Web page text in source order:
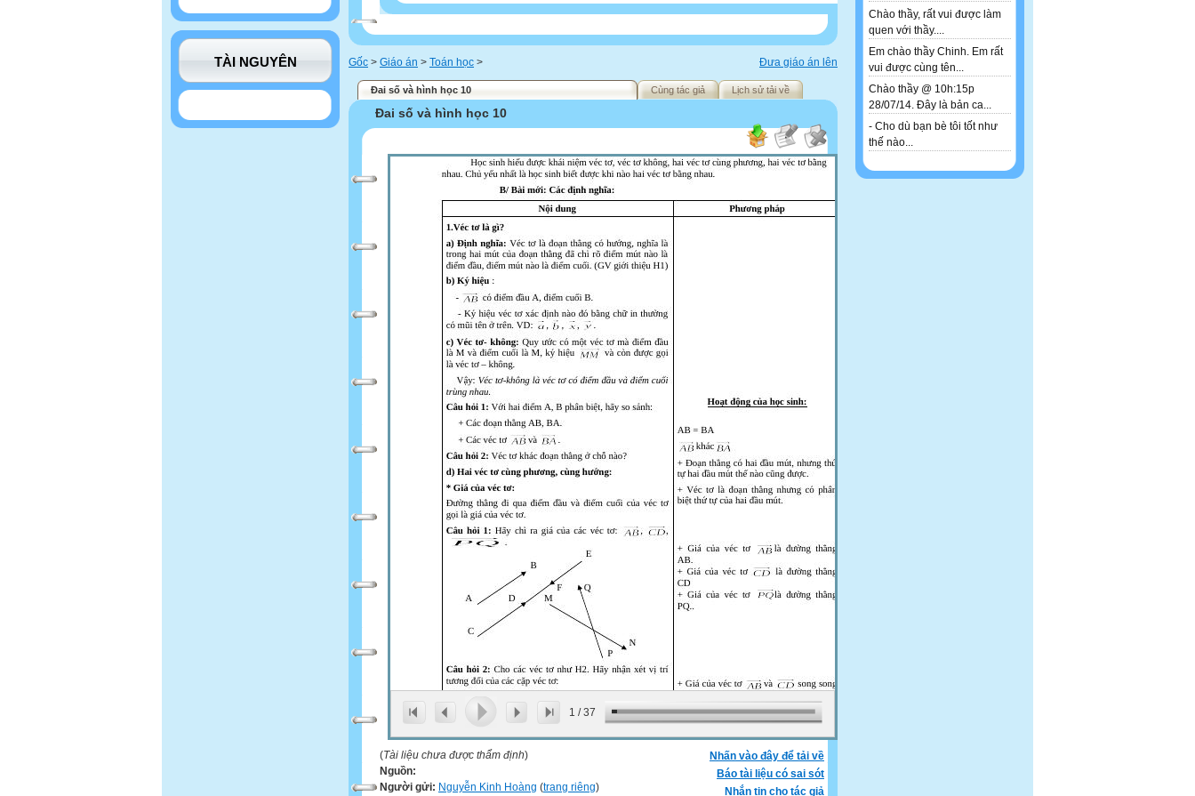
TÀI NGUYÊN
Chào thầy, rất vui được làm
quen với thầy....
Em chào thầy Chinh. Em rất
vui được cùng tên...
Chào thầy @ 10h:15p
28/07/14. Đây là bản ca...
- Cho dù bạn bè tôi tốt như
thế nào...
Đưa giáo án lên
Gốc > Giáo án > Toán học >
Đai số và hình học 10 Cùng tác giả Lịch sử tải về
Đai số và hình học 10
1 /37
Nhấn vào đây để tải về
Báo tài liệu có sai sót
Nhắn tin cho tác giả
(Tài liệu chưa được thẩm định)
Nguồn:
Người gửi: Nguyễn Kinh Hoàng (trang riêng)